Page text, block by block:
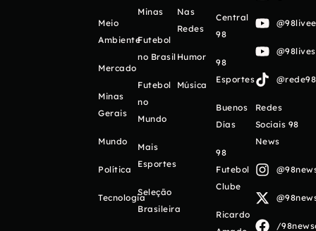
Meio
Ambiente
Mercado
Minas
Gerais
Mundo
Política
Tecnologia
Minas
Futebol
no Brasil
Futebol
no
Mundo
Mais
Esportes
Seleção
Brasileira
Nas
Redes
Humor
Música
Central
98
98
Esportes
Buenos
Días
98
Futebol
Clube
Ricardo
Redes
Sociais 98
News
/